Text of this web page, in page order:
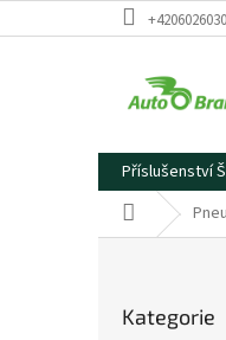
na
Příslušenství
Domů
kategorie
Kategorie